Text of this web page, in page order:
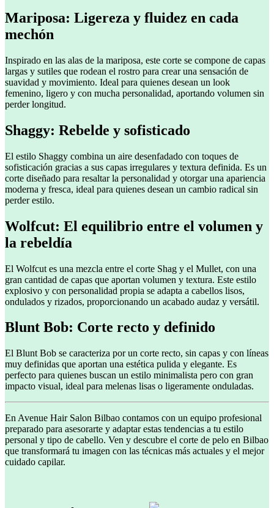
Mariposa: Ligereza y fluidez en cada
mechón
Inspirado en las alas de la mariposa, este corte se compone de capas
largas y sutiles que rodean el rostro para crear una sensación de
suavidad y movimiento. Ideal para quienes desean un look
femenino, ligero y con mucha personalidad, aportando volumen sin
perder longitud.
Shaggy: Rebelde y sofisticado
El estilo Shaggy combina un aire desenfadado con toques de
sofisticación gracias a sus capas irregulares y textura definida. Es un
corte diseñado para resaltar la personalidad y otorgar una apariencia
moderna y fresca, ideal para quienes desean un cambio radical sin
perder estilo.
Wolfcut: El equilibrio entre el volumen y
la rebeldía
El Wolfcut es una mezcla entre el corte Shag y el Mullet, con una
gran cantidad de capas que aportan volumen y textura. Este estilo
explosivo y con personalidad propia se adapta a cabellos lisos,
ondulados y rizados, proporcionando un acabado audaz y versátil.
Blunt Bob: Corte recto y definido
El Blunt Bob se caracteriza por un corte recto, sin capas y con líneas
muy definidas que aportan una estética pulida y elegante. Es
perfecto para quienes buscan un estilo minimalista pero con gran
impacto visual, ideal para melenas lisas o ligeramente onduladas.
En Avenue Hair Salon Bilbao contamos con un equipo profesional
preparado para asesorarte y adaptar estas tendencias a tu estilo
personal y tipo de cabello. Ven y descubre el corte de pelo en Bilbao
que transformará tu imagen con las técnicas más actuales y el mejor
cuidado capilar.